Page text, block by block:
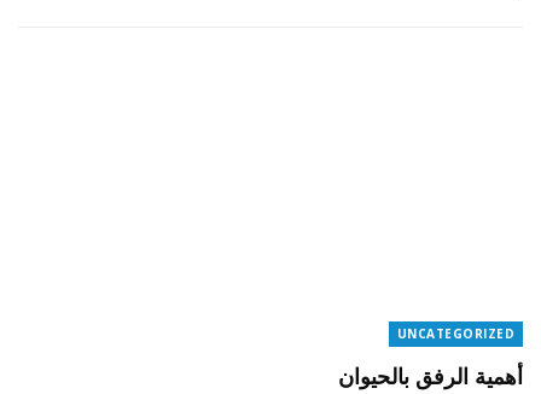
UNCATEGORIZED
أهمية الرفق بالحيوان